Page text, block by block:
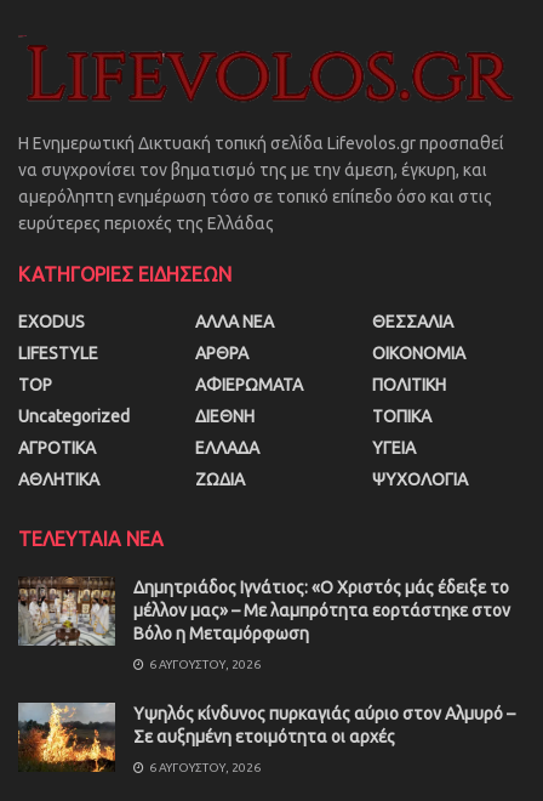
Η Ενημερωτική Δικτυακή τοπική σελίδα Lifevolos.gr προσπαθεί
να συγχρονίσει τον βηματισμό της με την άμεση, έγκυρη, και
αμερόληπτη ενημέρωση τόσο σε τοπικό επίπεδο όσο και στις
ευρύτερες περιοχές της Ελλάδας
ΚΑΤΗΓΟΡΙΕΣ ΕΙΔΗΣΕΩΝ
EXODUS
LIFESTYLE
TOP
Uncategorized
ΑΓΡΟΤΙΚΑ
ΑΘΛΗΤΙΚΑ
ΑΛΛΑ ΝΕΑ
ΑΡΘΡΑ
ΑΦΙΕΡΩΜΑΤΑ
ΔΙΕΘΝΗ
ΕΛΛΑΔΑ
ΖΩΔΙΑ
ΘΕΣΣΑΛΙΑ
ΟΙΚΟΝΟΜΙΑ
ΠΟΛΙΤΙΚΗ
ΤΟΠΙΚΑ
ΥΓΕΙΑ
ΨΥΧΟΛΟΓΙΑ
ΤΕΛΕΥΤΑΙΑ ΝΕΑ
Δημητριάδος Ιγνάτιος: «Ο Χριστός μάς έδειξε το
μέλλον μας» – Με λαμπρότητα εορτάστηκε στον
Βόλο η Μεταμόρφωση
6 ΑΥΓΟΎΣΤΟΥ, 2026
Υψηλός κίνδυνος πυρκαγιάς αύριο στον Αλμυρό –
Σε αυξημένη ετοιμότητα οι αρχές
6 ΑΥΓΟΎΣΤΟΥ, 2026